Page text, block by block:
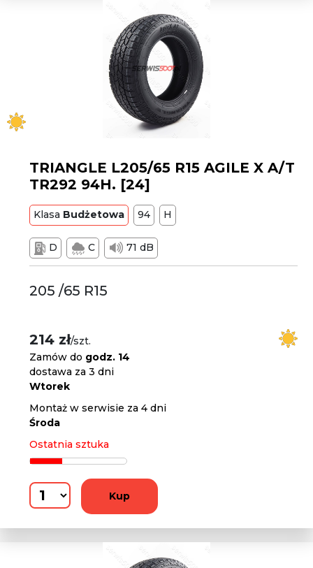
TRIANGLE L205/65 R15 AGILE X A/T
TR292 94H. [24]
Klasa Budżetowa 94 H
D C 71 dB
205 /65 R15
214 zł/szt.
Zamów do godz. 14
dostawa za 3 dni
Wtorek
Montaż w serwisie za 4 dni
Środa
Ostatnia sztuka
Kup